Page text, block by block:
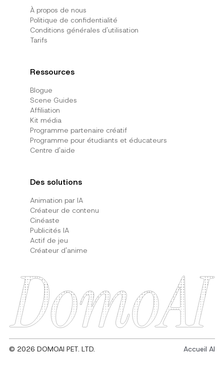
À propos de nous
Politique de confidentialité
Conditions générales d'utilisation
Tarifs
Ressources
Blogue
Scene Guides
Affiliation
Kit média
Programme partenaire créatif
Programme pour étudiants et éducateurs
Centre d'aide
Des solutions
Animation par IA
Créateur de contenu
Cinéaste
Publicités IA
Actif de jeu
Créateur d'anime
© 2026 DOMOAI PET. LTD. Accueil AI